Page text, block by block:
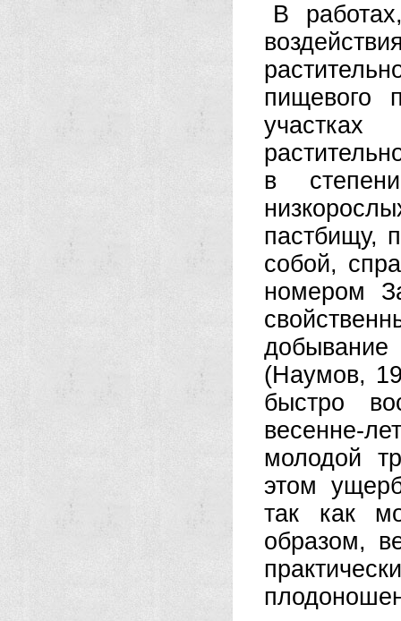
В
пищевого
в
пастбищу,
собой,
номером
(Наумов,
быстро
весенне-
молодой
этом
так как
образом,